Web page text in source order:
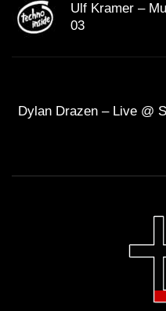
Ulf Kramer –
03
Dylan Drazen – Live @